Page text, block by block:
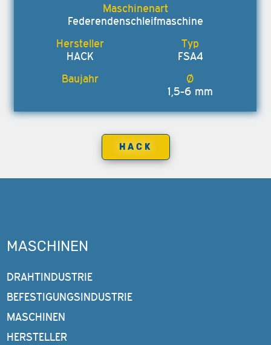
Federendenschleifmaschine
HACK FSA4
1,5-6 mm
HACK
MASCHINEN
DRAHTINDUSTRIE
BEFESTIGUNGSINDUSTRIE
MASCHINEN
HERSTELLER